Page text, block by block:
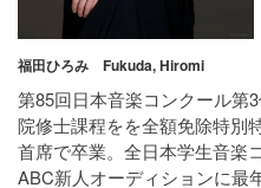
福田ひろみ Fukuda, Hiromi
第85回日本音楽コンクール第
院修士課程をを全額免除特別
首席で卒業。全日本学生音楽
ABC新人オーディションに最